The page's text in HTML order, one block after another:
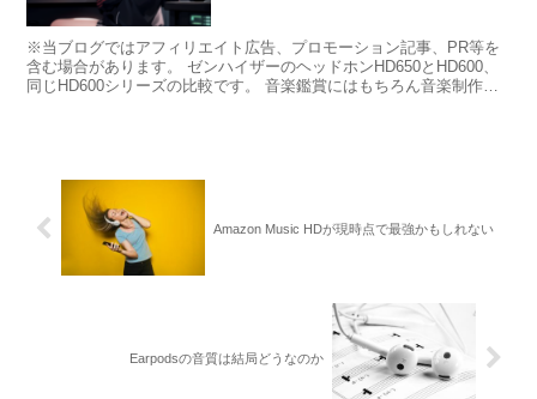
※当ブログではアフィリエイト広告、プロモーション記事、PR等を
含む場合があります。 ゼンハイザーのヘッドホンHD650とHD600、
同じHD600シリーズの比較です。 音楽鑑賞にはもちろん音楽制作に
Amazon Music HDが現時点で最強かもしれない
Earpodsの音質は結局どうなのか